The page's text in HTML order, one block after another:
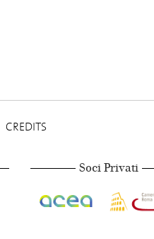
CREDITS
Soci Privati